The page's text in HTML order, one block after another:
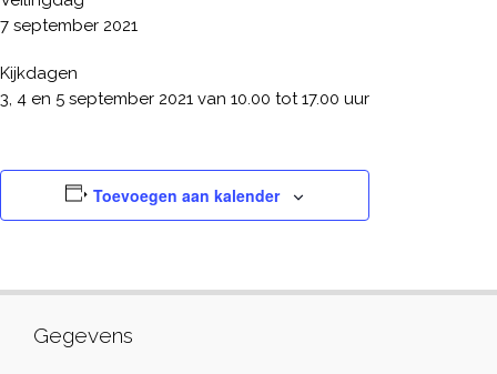
7 september 2021
Kijkdagen
3, 4 en 5 september 2021 van 10.00 tot 17.00 uur
Toevoegen aan kalender
Gegevens